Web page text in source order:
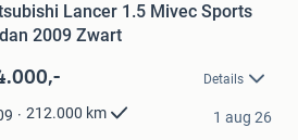
Lancer 1.5 Mivec Sports
2009 Zwart
Details
212.000 km 1 aug 26